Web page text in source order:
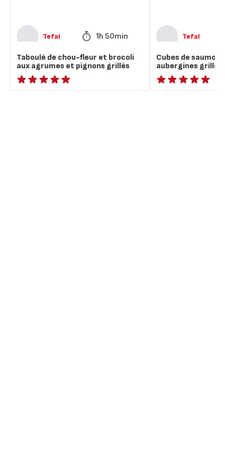
Tefal 1h 50min
Taboulé de chou-fleur et brocoli
aux agrumes et pignons grillés
ratings.NaN
grillés
Tefal
Cubes de saumon
aubergines
ratings.NaN
miel